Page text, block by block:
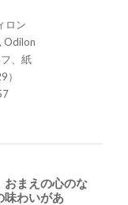
ロン
Odilon
、紙
おまえの心のな
味わいがあ